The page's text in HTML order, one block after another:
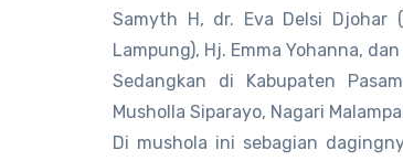
Samyth H, dr. Eva Delsi Djohar
Lampung), Hj. Emma Yohanna,
Sedangkan di Kabupaten
Musholla Siparayo, Nagari
Di mushola ini sebagian